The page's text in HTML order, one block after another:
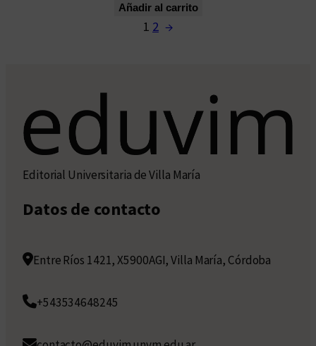
Añadir al carrito
1 2 →
Editorial Universitaria de Villa María
Datos de contacto
Entre Ríos 1421, X5900AGI, Villa María, Córdoba
+543534648245